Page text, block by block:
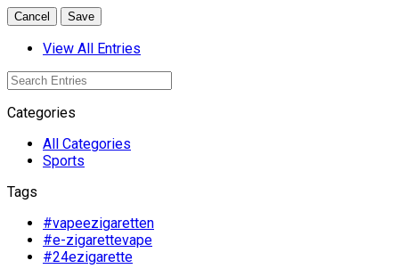
Cancel Save
View All Entries
Categories
All Categories
Sports
Tags
#vapeezigaretten
#e-zigarettevape
#24ezigarette